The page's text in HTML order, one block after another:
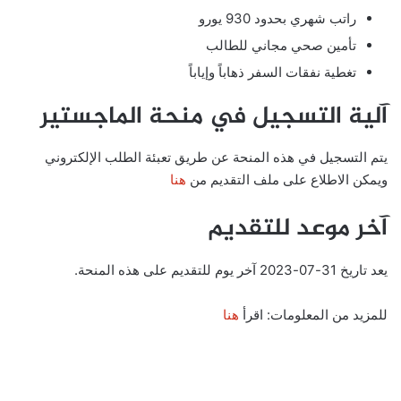
راتب شهري بحدود 930 يورو
تأمين صحي مجاني للطالب
تغطية نفقات السفر ذهاباً وإياباً
آلية التسجيل في منحة الماجستير
يتم التسجيل في هذه المنحة عن طريق تعبئة الطلب الإلكتروني
ويمكن الاطلاع على ملف التقديم من هنا
آخر موعد للتقديم
يعد تاريخ 31-07-2023 آخر يوم للتقديم على هذه المنحة.
للمزيد من المعلومات: اقرأ هنا